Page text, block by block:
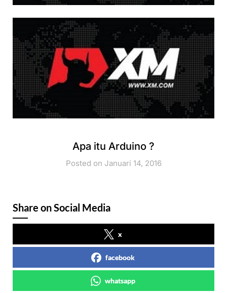
Apa itu Arduino ?
Posted on Januari 14, 2016
Share on Social Media
x
facebook
whatsapp